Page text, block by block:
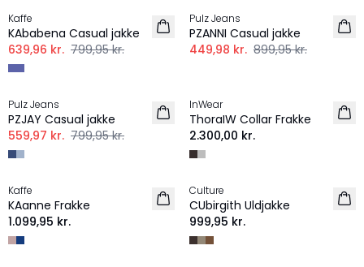
Kaffe
KAbabena Casual jakke
639,96 kr. 799,95 kr.
Pulz Jeans
PZANNI Casual jakke
449,98 kr. 899,95 kr.
-30%
Pulz Jeans
PZJAY Casual jakke
559,97 kr. 799,95 kr.
NYHED
InWear
ThoraIW Collar Frakke
2.300,00 kr.
NYHED
Kaffe
KAanne Frakke
1.099,95 kr.
NYHED
Culture
CUbirgith Uldjakke
999,95 kr.